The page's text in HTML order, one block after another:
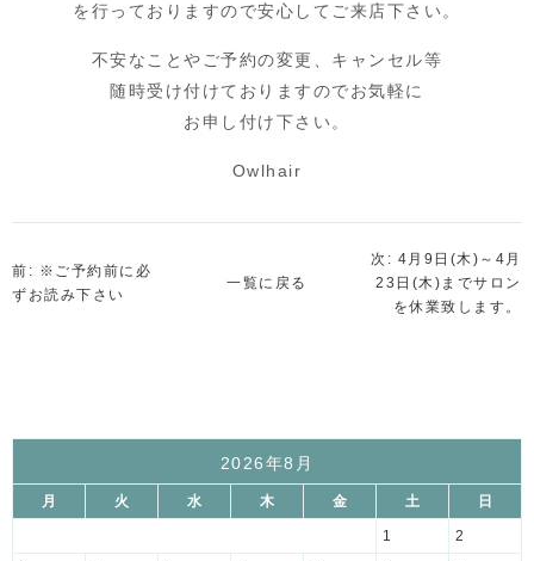
を行っておりますので安心してご来店下さい。
不安なことやご予約の変更、キャンセル等
随時受け付けておりますのでお気軽に
お申し付け下さい。
Owlhair
前: ※ご予約前に必
ずお読み下さい
一覧に戻る
次: 4月9日(木)～4月
23日(木)までサロン
を休業致します。
2026年8月
月 火 水 木 金 土 日
1 2